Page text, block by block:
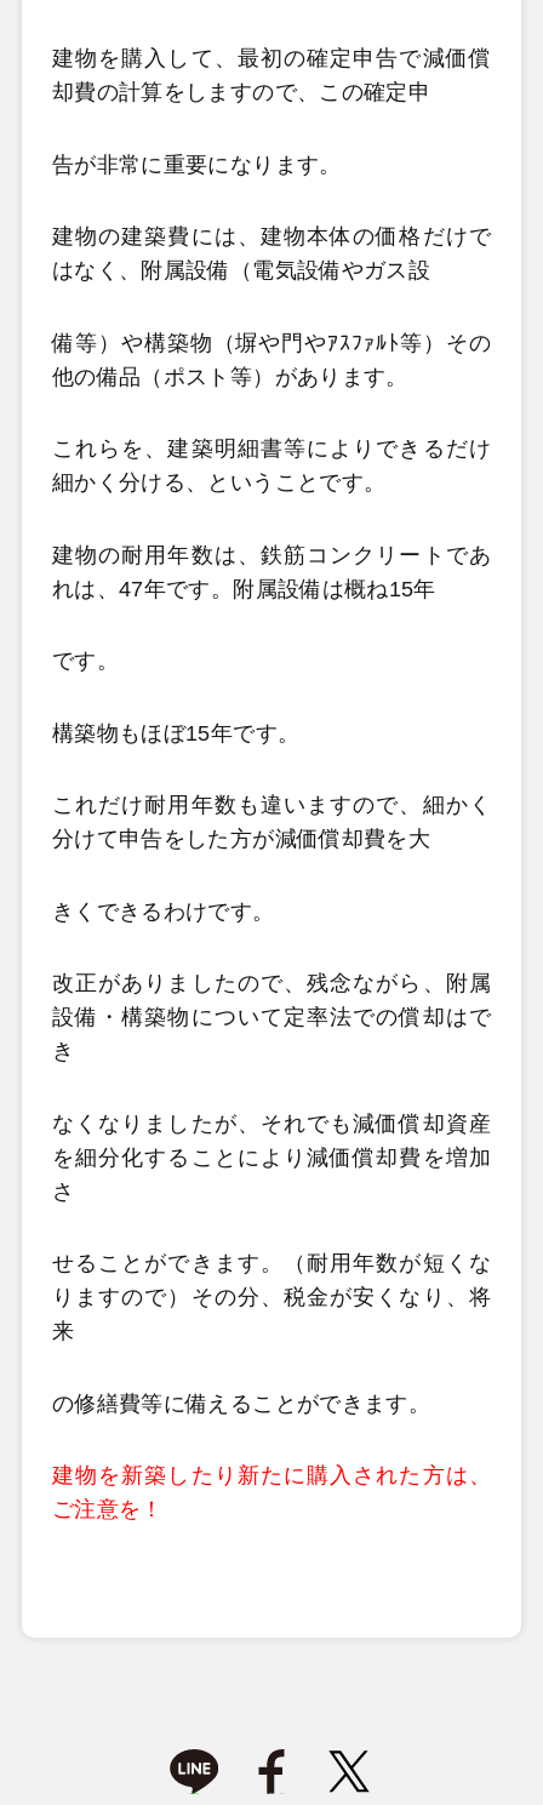
建物を購入して、最初の確定申告で減価償
却費の計算をしますので、この確定申
告が非常に重要になります。
建物の建築費には、建物本体の価格だけで
はなく、附属設備（電気設備やガス設
備等）や構築物（塀や門やｱｽﾌｧﾙﾄ等）その
他の備品（ポスト等）があります。
これらを、建築明細書等によりできるだけ
細かく分ける、ということです。
建物の耐用年数は、鉄筋コンクリートであ
れは、47年です。附属設備は概ね15年
です。
構築物もほぼ15年です。
これだけ耐用年数も違いますので、細かく
分けて申告をした方が減価償却費を大
きくできるわけです。
改正がありましたので、残念ながら、附属
設備・構築物について定率法での償却はで
き
なくなりましたが、それでも減価償却資産
を細分化することにより減価償却費を増加
さ
せることができます。（耐用年数が短くな
りますので）その分、税金が安くなり、将
来
の修繕費等に備えることができます。
建物を新築したり新たに購入された方は、
ご注意を！